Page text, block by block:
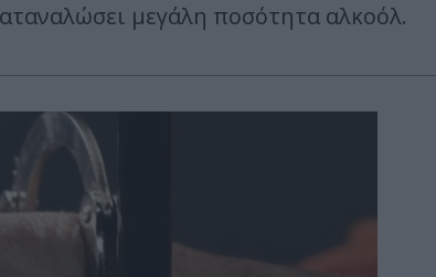
μεγάλη ποσότητα αλκοόλ.